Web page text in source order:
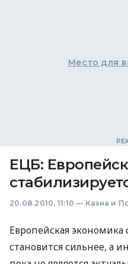
Место для
ЕЦБ:
20.08.2010, 11:10 — Казна и
Европейская экономика
становится сильнее, а